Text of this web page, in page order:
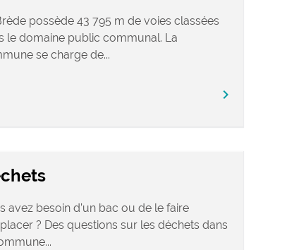
possède 43 795 m de voies classées
le domaine public communal. La
se charge de...
chevron_right
avez besoin d’un bac ou de le faire
? Des questions sur les déchets dans